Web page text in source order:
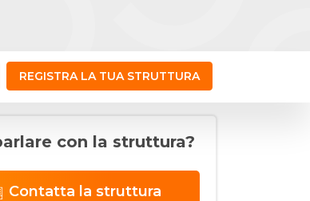
REGISTRA LA TUA STRUTTURA
con la struttura?
Contatta la struttura